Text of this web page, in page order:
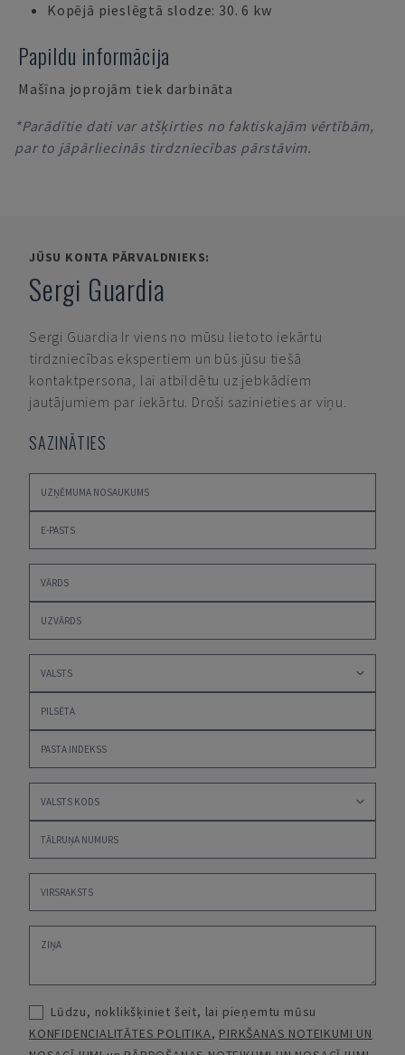
Kopējā pieslēgtā slodze: 30. 6 kw
Papildu informācija
Mašīna joprojām tiek darbināta
*Parādītie dati var atšķirties no faktiskajām vērtībām,
par to jāpārliecinās tirdzniecības pārstāvim.
JŪSU KONTA PĀRVALDNIEKS:
Sergi Guardia
Sergi Guardia Ir viens no mūsu lietoto iekārtu
tirdzniecības ekspertiem un būs jūsu tiešā
kontaktpersona, lai atbildētu uz jebkādiem
jautājumiem par iekārtu. Droši sazinieties ar viņu.
SAZINĀTIES
Lūdzu, noklikšķiniet šeit, lai pieņemtu mūsu
KONFIDENCIALITĀTES POLITIKA, PIRKŠANAS NOTEIKUMI UN